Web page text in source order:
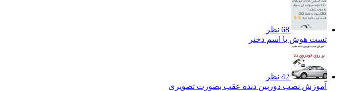
68 نظر
تست هوش با اسم دختر
42 نظر
آموزش نصب دوربین دنده عقب بصورت تصویری